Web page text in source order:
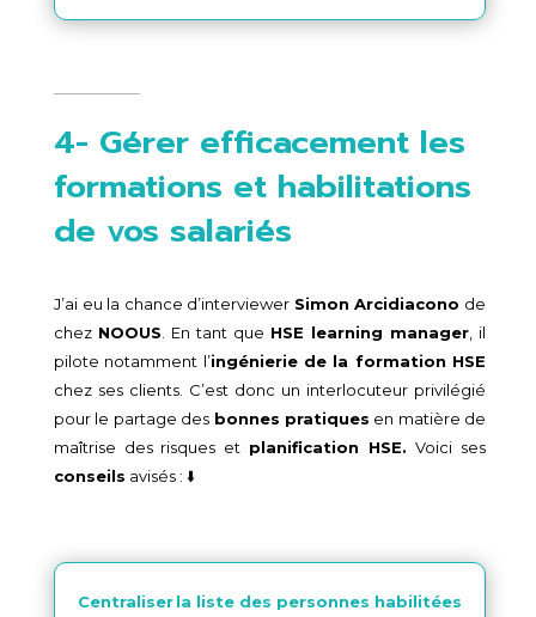
4- Gérer efficacement les
formations et habilitations
de vos salariés
J’ai eu la chance d’interviewer Simon Arcidiacono de
chez NOOUS . En tant que HSE learning manager, il
pilote notamment l’ingénierie de la formation HSE
chez ses clients. C’est donc un interlocuteur privilégié
pour le partage des bonnes pratiques en matière de
maîtrise des risques et planification HSE.Voici ses
conseils avisés : ⬇️
Centraliser la liste des personnes habilitées